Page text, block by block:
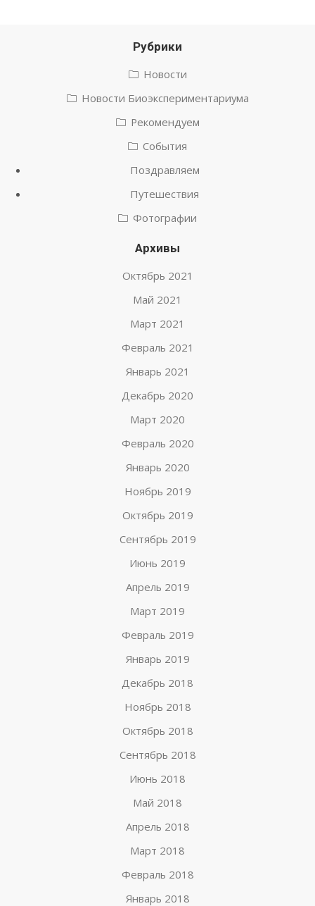
Рубрики
Новости
Новости Биоэкспериментариума
Рекомендуем
События
Поздравляем
Путешествия
Фотографии
Архивы
Октябрь 2021
Май 2021
Март 2021
Февраль 2021
Январь 2021
Декабрь 2020
Март 2020
Февраль 2020
Январь 2020
Ноябрь 2019
Октябрь 2019
Сентябрь 2019
Июнь 2019
Апрель 2019
Март 2019
Февраль 2019
Январь 2019
Декабрь 2018
Ноябрь 2018
Октябрь 2018
Сентябрь 2018
Июнь 2018
Май 2018
Апрель 2018
Март 2018
Февраль 2018
Январь 2018